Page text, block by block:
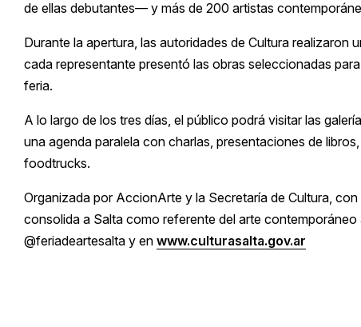
de ellas debutantes— y más de 200 artistas
Durante la apertura, las autoridades de Cultura realizaron
cada representante presentó las obras seleccionadas
feria.
A lo largo de los tres días, el público podrá visitar las
una agenda paralela con charlas, presentaciones de
foodtrucks.
Organizada por AccionArte y la Secretaría de Cultura,
consolida a Salta como referente del arte
@feriadeartesalta y en www.culturasalta.gov.ar